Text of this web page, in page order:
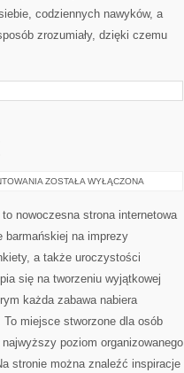
codziennych nawyków, a
zrozumiały, dzięki czemu
SZAMPANY
MUSUJĄCE
ZOSTAŁA WYŁĄCZONA
nowoczesna strona internetowa
barmańskiej na imprezy
a także uroczystości
się na tworzeniu wyjątkowej
każda zabawa nabiera
miejsce stworzone dla osób
poziom organizowanego
stronie można znaleźć inspiracje